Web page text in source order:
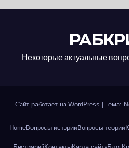
Некоторые актуальные
Сайт работает на WordPress Тема:
HomeВопросы историиВопросы теории